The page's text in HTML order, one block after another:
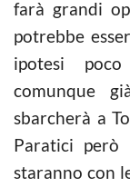
farà grandi
potrebbe
ipotesi
comunque
sbarcherà a
Paratici però
staranno con